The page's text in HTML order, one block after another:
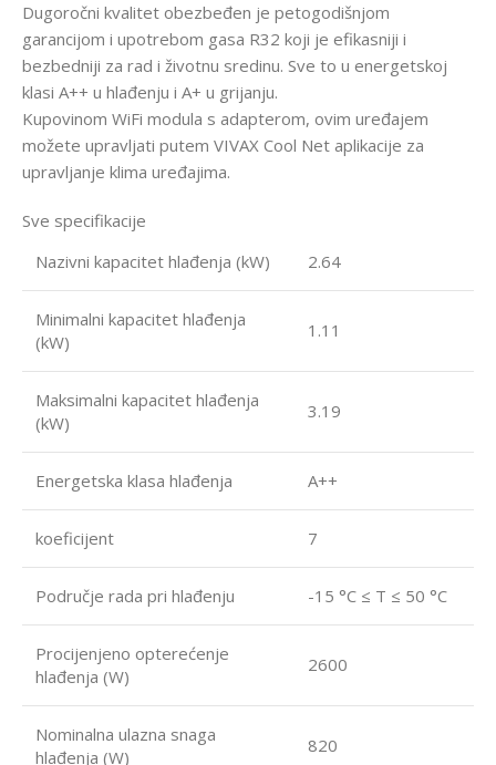
Dugoročni kvalitet obezbeđen je petogodišnjom
garancijom i upotrebom gasa R32 koji je efikasniji i
bezbedniji za rad i životnu sredinu. Sve to u energetskoj
klasi A++ u hlađenju i A+ u grijanju.
Kupovinom WiFi modula s adapterom, ovim uređajem
možete upravljati putem VIVAX Cool Net aplikacije za
upravljanje klima uređajima.
Sve specifikacije
Nazivni kapacitet hlađenja (kW)
2.64
Minimalni kapacitet hlađenja
(kW)
1.11
Maksimalni kapacitet hlađenja
(kW)
3.19
Energetska klasa hlađenja A++
koeficijent 7
Područje rada pri hlađenju -15 °C ≤ T ≤ 50 °C
Procijenjeno opterećenje
hlađenja (W)
2600
Nominalna ulazna snaga
hlađenja (W)
820